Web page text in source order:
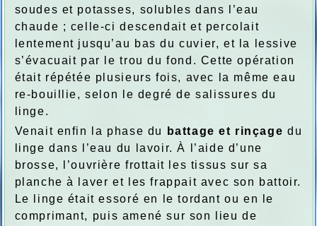
soudes et potasses, solubles dans l’eau
chaude ; celle-ci descendait et percolait
lentement jusqu’au bas du cuvier, et la lessive
s’évacuait par le trou du fond. Cette opération
était répétée plusieurs fois, avec la même eau
re-bouillie, selon le degré de salissures du
linge.
Venait enfin la phase du
battage et rinçage du
linge dans l’eau du lavoir. À l’aide d’une
brosse, l’ouvrière frottait les tissus sur sa
planche à laver et les frappait avec son battoir.
Le linge était essoré en le tordant ou en le
comprimant, puis amené sur son lieu de